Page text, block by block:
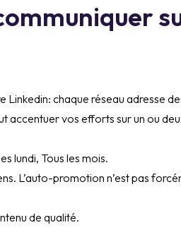
Linkedin: chaque réseau adresse
accentuer vos efforts sur un ou
lundi, Tous les mois.
L’auto-promotion n’est pas
de qualité.